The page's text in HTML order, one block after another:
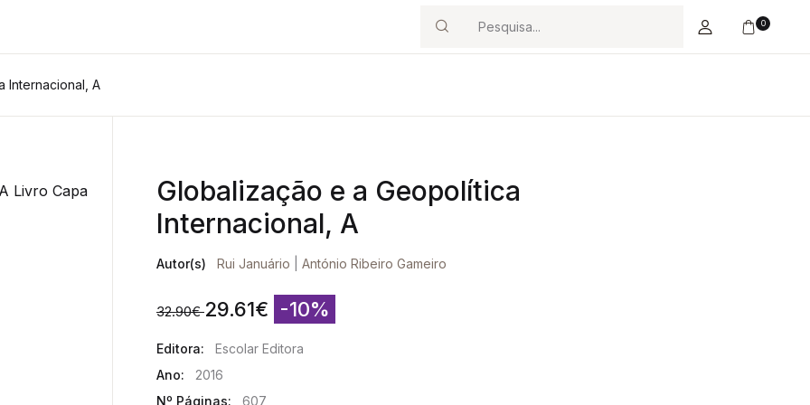
Search
0
Internacional, A
Globalização e a Geopolítica
Internacional, A
Autor(s) Rui Januário António Ribeiro Gameiro
32.90€ 29.61€ -10%
Editora:
Escolar Editora
Ano:
2016
Nº Páginas:
607